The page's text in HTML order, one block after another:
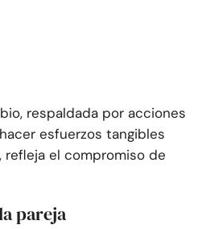
respaldada por acciones
esfuerzos tangibles
refleja el compromiso de
pareja